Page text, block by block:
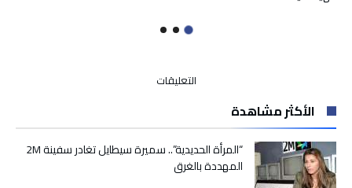
التعليقات
أفضل..
مطار
الأكثر مشاهدة
“المرأة الحديدية”.. سميرة سيطايل تغادر سفينة 2M
المهددة بالغرق